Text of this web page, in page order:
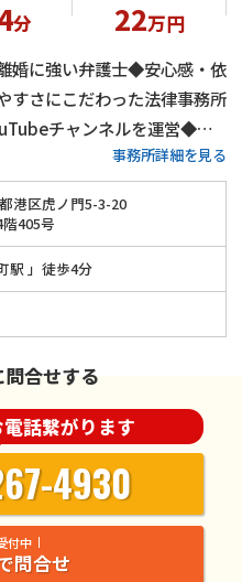
分 22万円
に強い弁護士◆安心感・依
すさにこだわった法律事務所
チャンネルを運営◆不
事務所詳細を見る
港区虎ノ門5-3-20
405号
駅 」徒歩4分
合せする
電話繋がります
4930
付中
問合せ